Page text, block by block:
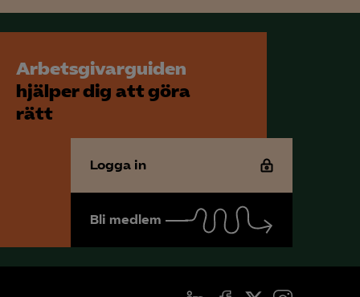
Arbetsgivarguiden
hjälper dig att göra
rätt
Logga in
Bli medlem